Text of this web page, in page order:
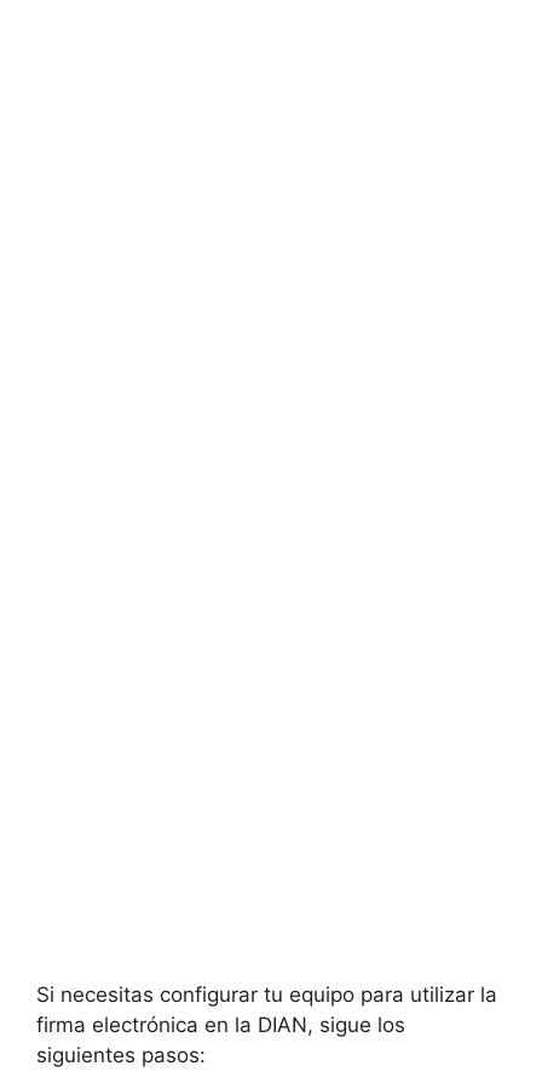
Si necesitas configurar tu equipo para utilizar la
firma electrónica en la DIAN, sigue los
siguientes pasos: